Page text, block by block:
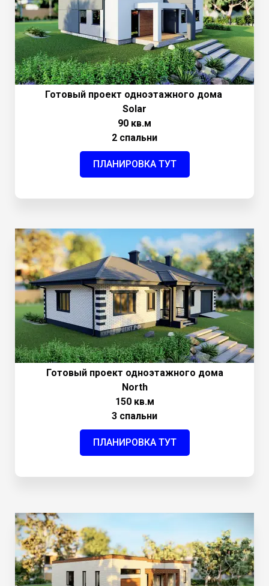
Готовый проект одноэтажного дома
Solar
90 кв.м
2 спальни
ПЛАНИРОВКА ТУТ
Готовый проект одноэтажного дома
North
150 кв.м
3 спальни
ПЛАНИРОВКА ТУТ